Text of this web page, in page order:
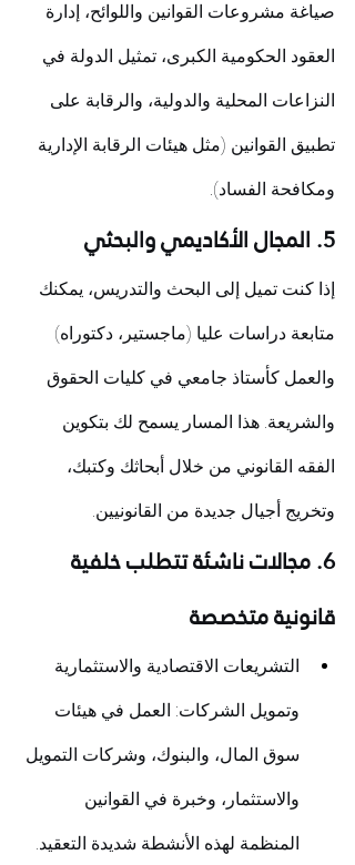
صياغة مشروعات القوانين واللوائح، إدارة
العقود الحكومية الكبرى، تمثيل الدولة في
النزاعات المحلية والدولية، والرقابة على
تطبيق القوانين (مثل هيئات الرقابة الإدارية
ومكافحة الفساد).
5. المجال الأكاديمي والبحثي
إذا كنت تميل إلى البحث والتدريس، يمكنك
متابعة دراسات عليا (ماجستير، دكتوراه)
والعمل كأستاذ جامعي في كليات الحقوق
والشريعة. هذا المسار يسمح لك بتكوين
الفقه القانوني من خلال أبحاثك وكتبك،
وتخريج أجيال جديدة من القانونيين.
6. مجالات ناشئة تتطلب خلفية
قانونية متخصصة
التشريعات الاقتصادية والاستثمارية
وتمويل الشركات: العمل في هيئات
سوق المال، والبنوك، وشركات التمويل
والاستثمار، وخبرة في القوانين
المنظمة لهذه الأنشطة شديدة التعقيد.